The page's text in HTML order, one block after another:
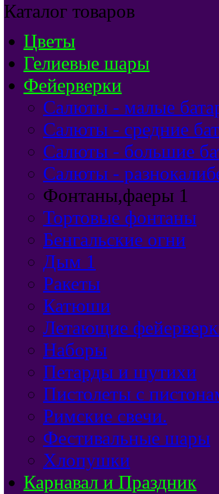
Каталог товаров
Цветы
Гелиевые шары
Фейерверки
Салюты - малые
Салюты - средние
Салюты - большие
Салюты -
Фонтаны,фаеры 1
Тортовые фонтаны
Бенгальские огни
Дым 1
Ракеты
Катюши
Летающие
Наборы
Петарды и шутихи
Пистолеты с
Римские свечи.
Фестивальные шары
Хлопушки
Карнавал и Праздник